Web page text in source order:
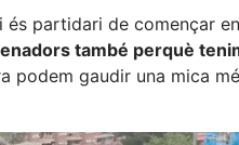
partidari de començar
també perquè
podem gaudir una mica